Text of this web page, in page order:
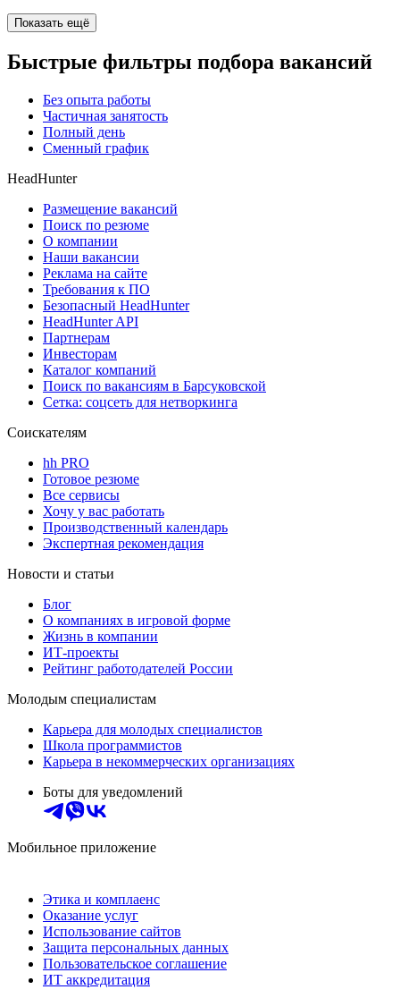
Показать ещё
Быстрые фильтры подбора вакансий
Без опыта работы
Частичная занятость
Полный день
Сменный график
HeadHunter
Размещение вакансий
Поиск по резюме
О компании
Наши вакансии
Реклама на сайте
Требования к ПО
Безопасный HeadHunter
HeadHunter API
Партнерам
Инвесторам
Каталог компаний
Поиск по вакансиям в Барсуковской
Сетка: соцсеть для нетворкинга
Соискателям
hh PRO
Готовое резюме
Все сервисы
Хочу у вас работать
Производственный календарь
Экспертная рекомендация
Новости и статьи
Блог
О компаниях в игровой форме
Жизнь в компании
ИТ-проекты
Рейтинг работодателей России
Молодым специалистам
Карьера для молодых специалистов
Школа программистов
Карьера в некоммерческих организациях
Боты для уведомлений
Мобильное приложение
Этика и комплаенс
Оказание услуг
Использование сайтов
Защита персональных данных
Пользовательское соглашение
ИТ аккредитация